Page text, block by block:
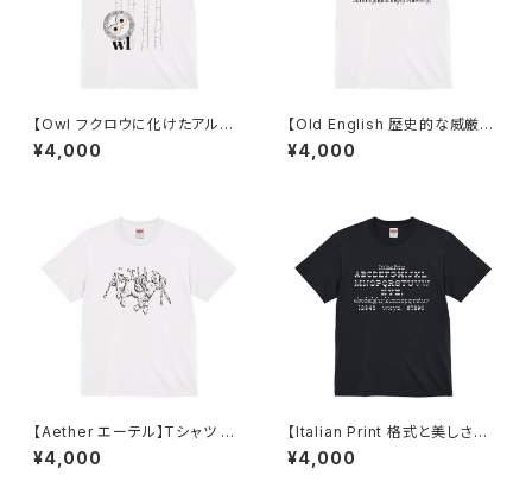
【Owl フクロウに化けたアルフ
ァベット】Tシャツ ホワイト ユニ
セックス
¥4,000
【Old English 歴史的な威厳を
感じさせるフォント】Tシャツ ホ
ワイト ユニセックス
¥4,000
【Aether エーテル】Tシャツ ホ
ワイト ユニセックス
¥4,000
【Italian Print 格式と美しさを
そなえたフォント】Tシャツ ブラッ
ク ユニセックス
¥4,000